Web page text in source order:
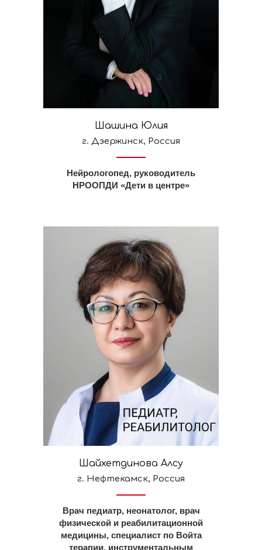
Шашина Юлия
г. Дзержинск, Россия
Нейрологопед, руководитель
НРООПДИ «Дети в центре»
Шайхетдинова Алсу
г. Нефтекамск, Россия
Врач педиатр, неонатолог, врач
физической и реабилитационной
медицины, специалист по Войта
терапии, инструментальным